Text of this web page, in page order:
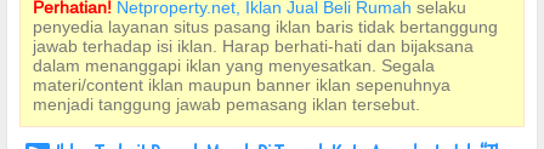
Perhatian! Netproperty.net, Iklan Jual Beli Rumah selaku
penyedia layanan situs pasang iklan baris tidak bertanggung
jawab terhadap isi iklan. Harap berhati-hati dan bijaksana
dalam menanggapi iklan yang menyesatkan. Segala
materi/content iklan maupun banner iklan sepenuhnya
menjadi tanggung jawab pemasang iklan tersebut.